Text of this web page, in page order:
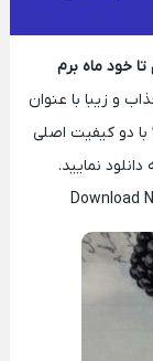
خود ماه برم
و زیبا با عنوان
با دو کیفیت اصلی
Download